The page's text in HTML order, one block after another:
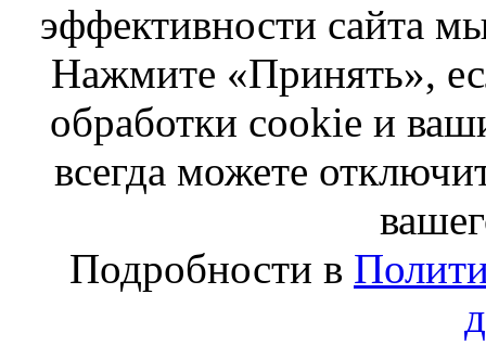
эффективности сайта
Нажмите «Принять»,
обработки cookie и
всегда можете
Подробности в